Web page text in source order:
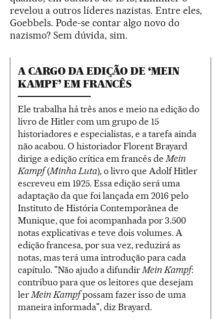
revelou a outros líderes nazistas. Entre eles,
Goebbels. Pode-se contar algo novo do
nazismo? Sem dúvida, sim.
A CARGO DA EDIÇÃO DE ‘MEIN
KAMPF’ EM FRANCÊS
Ele trabalha há três anos e meio na edição do
livro de Hitler com um grupo de 15
historiadores e especialistas, e a tarefa ainda
não acabou. O historiador Florent Brayard
dirige a edição crítica em francês deMein
Kampf(Minha Luta), o livro que Adolf Hitler
escreveu em 1925. Essa edição será uma
adaptação da que foi lançada em 2016 pelo
Instituto de História Contemporânea de
Munique, que foi acompanhada por 3.500
notas explicativas e teve dois volumes. A
edição francesa, por sua vez, reduzirá as
notas, mas terá uma introdução para cada
capítulo. "Não ajudo a difundirMein Kampf:
contribuo para que os leitores que desejam
lerMein Kampfpossam fazer isso de uma
maneira informada", diz Brayard.